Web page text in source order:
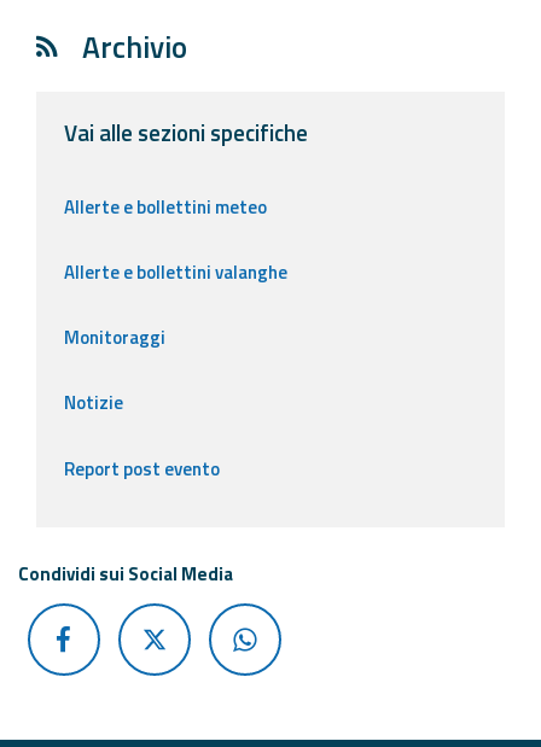
Il progetto
Emilia-
Contatti
Archivio
Vai alle sezioni specifiche
Allerte e bollettini meteo
Allerte e bollettini valanghe
Monitoraggi
Notizie
Report post evento
Condividi sui Social Media